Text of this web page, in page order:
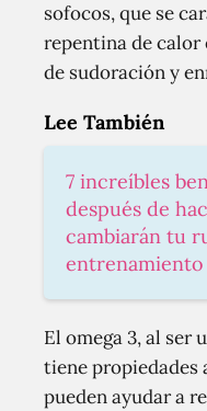
sofocos, que se
repentina de calor
de sudoración y
Lee También
7 increíbles
después de
cambiarán tu
entrenamiento
El omega 3, al ser
tiene
pueden ayudar a